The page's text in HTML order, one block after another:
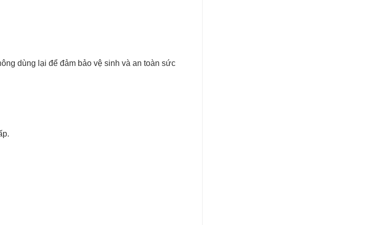
dùng lại để đảm bảo vệ sinh và an toàn sức